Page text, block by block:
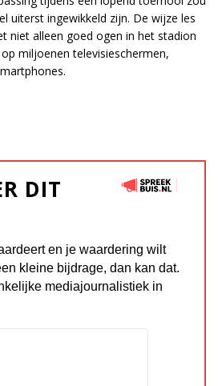
uiterst ingewikkeld zijn. De wijze les
niet alleen goed ogen in het stadion
miljoenen televisieschermen,
DIT
en je waardering wilt
kleine bijdrage, dan kan dat.
mediajournalistiek in